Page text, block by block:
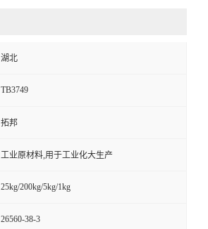
湖北
TB3749
拓邦
工业原材料,用于工业化大生产
25kg/200kg/5kg/1kg
26560-38-3